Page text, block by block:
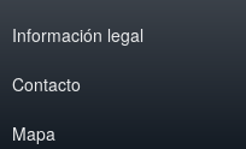
Información legal
Contacto
Mapa